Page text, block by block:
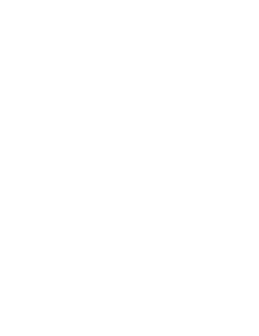
鲍尼 樊尚·埃尔巴兹 玖熹·查瓦拉